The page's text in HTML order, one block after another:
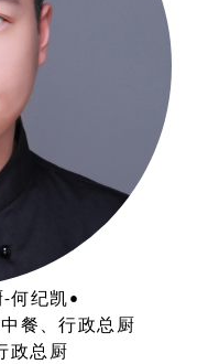
何纪凯•
餐、行政总厨
政总厨